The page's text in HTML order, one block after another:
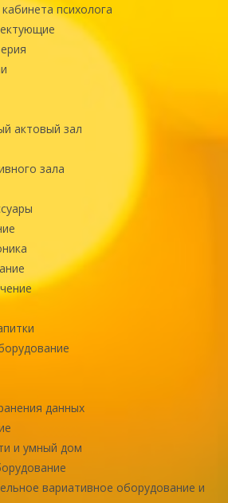
психолога
актовый зал
зала
данных
и умный дом
вариативное оборудование и